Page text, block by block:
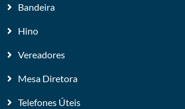
Bandeira
Hino
Vereadores
Mesa Diretora
Telefones Úteis